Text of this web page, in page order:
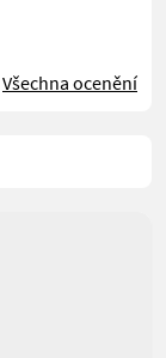
Všechna ocenění